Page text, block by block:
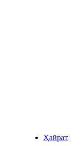
Ҳайрат